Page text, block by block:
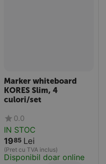
Marker whiteboard
KORES Slim, 4
culori/set
0.0
IN STOC
1985 Lei
(Pret cu TVA inclus)
Disponibil doar online